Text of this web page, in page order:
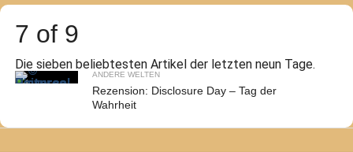
7 of 9
Die sieben beliebtesten Artikel der letzten neun Tage.
ANDERE WELTEN
Rezension: Disclosure Day – Tag der
Wahrheit